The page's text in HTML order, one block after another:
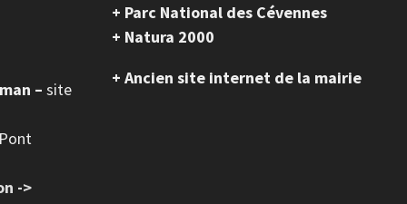
– site
->
+ Parc National des Cévennes
+ Natura 2000
+ Ancien site internet de la mairie